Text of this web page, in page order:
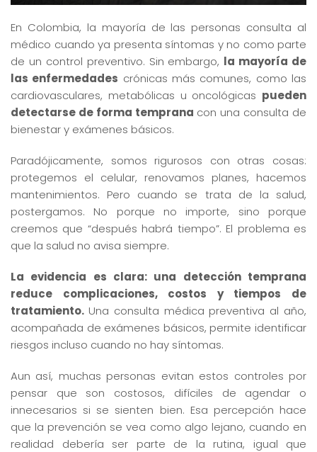
En Colombia, la mayoría de las personas consulta al
médico cuando ya presenta síntomas y no como parte
de un control preventivo. Sin embargo, la mayoría de
las enfermedades crónicas más comunes, como las
cardiovasculares, metabólicas u oncológicas pueden
detectarse de forma temprana con una consulta de
bienestar y exámenes básicos.
Paradójicamente, somos rigurosos con otras cosas:
protegemos el celular, renovamos planes, hacemos
mantenimientos. Pero cuando se trata de la salud,
postergamos. No porque no importe, sino porque
creemos que “después habrá tiempo”. El problema es
que la salud no avisa siempre.
La evidencia es clara: una detección temprana
reduce complicaciones, costos y tiempos de
tratamiento. Una consulta médica preventiva al año,
acompañada de exámenes básicos, permite identificar
riesgos incluso cuando no hay síntomas.
Aun así, muchas personas evitan estos controles por
pensar que son costosos, difíciles de agendar o
innecesarios si se sienten bien. Esa percepción hace
que la prevención se vea como algo lejano, cuando en
realidad debería ser parte de la rutina, igual que